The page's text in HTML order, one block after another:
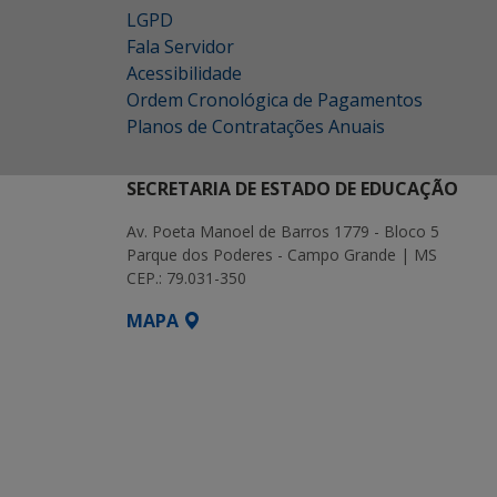
LGPD
Fala Servidor
Acessibilidade
Ordem Cronológica de Pagamentos
Planos de Contratações Anuais
SECRETARIA DE ESTADO DE EDUCAÇÃO
Av. Poeta Manoel de Barros 1779 - Bloco 5
Parque dos Poderes - Campo Grande | MS
CEP.: 79.031-350
MAPA